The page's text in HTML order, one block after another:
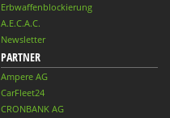
Erbwaffenblockierung
A.E.C.A.C.
Newsletter
PARTNER
Ampere AG
CarFleet24
CRONBANK AG